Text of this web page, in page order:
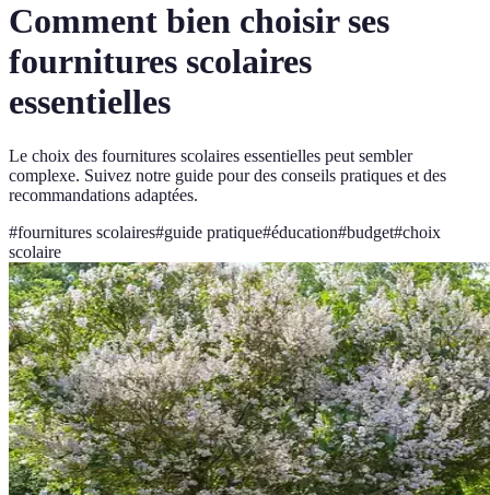
Comment bien choisir ses
fournitures scolaires
essentielles
Le choix des fournitures scolaires essentielles peut sembler
complexe. Suivez notre guide pour des conseils pratiques et des
recommandations adaptées.
#fournitures scolaires#guide pratique#éducation#budget#choix
scolaire